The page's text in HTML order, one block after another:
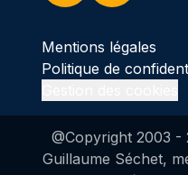
Facebook
Twitter
Mentions légales
Politique de
@Copyright 2003 -
Guillaume Séchet,